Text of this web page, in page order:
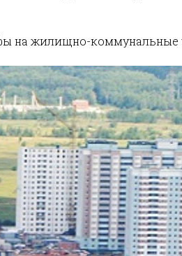
на жилищно-коммунальные